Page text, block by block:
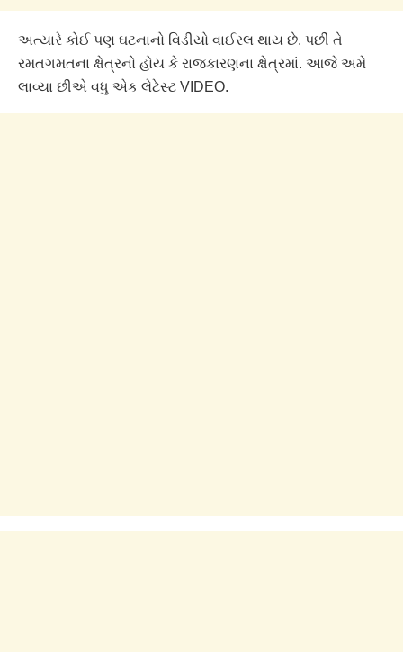
અત્યારે કોઈ પણ ઘટનાનો વિડીયો વાઈરલ થાય છે. પછી તે
રમતગમતના ક્ષેત્રનો હોય કે રાજકારણના ક્ષેત્રમાં. આજે અમે
લાવ્યા છીએ વધુ એક લેટેસ્ટ VIDEO.